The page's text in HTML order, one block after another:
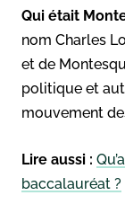
Qui était
nom Charles
et de
politique et
mouvement
Lire aussi :
baccalauréat ?